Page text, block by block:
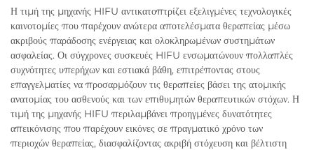
Η τιμή της μηχανής HIFU αντικατοπτρίζει εξελιγμένες τεχνολογικές
καινοτομίες που παρέχουν ανώτερα αποτελέσματα θεραπείας μέσω
ακριβούς παράδοσης ενέργειας και ολοκληρωμένων συστημάτων
ασφαλείας. Οι σύγχρονες συσκευές HIFU ενσωματώνουν πολλαπλές
συχνότητες υπερήχων και εστιακά βάθη, επιτρέποντας στους
επαγγελματίες να προσαρμόζουν τις θεραπείες βάσει της ατομικής
ανατομίας του ασθενούς και των επιθυμητών θεραπευτικών στόχων. Η
τιμή της μηχανής HIFU περιλαμβάνει προηγμένες δυνατότητες
απεικόνισης που παρέχουν εικόνες σε πραγματικό χρόνο των
περιοχών θεραπείας, διασφαλίζοντας ακριβή στόχευση και βέλτιστη